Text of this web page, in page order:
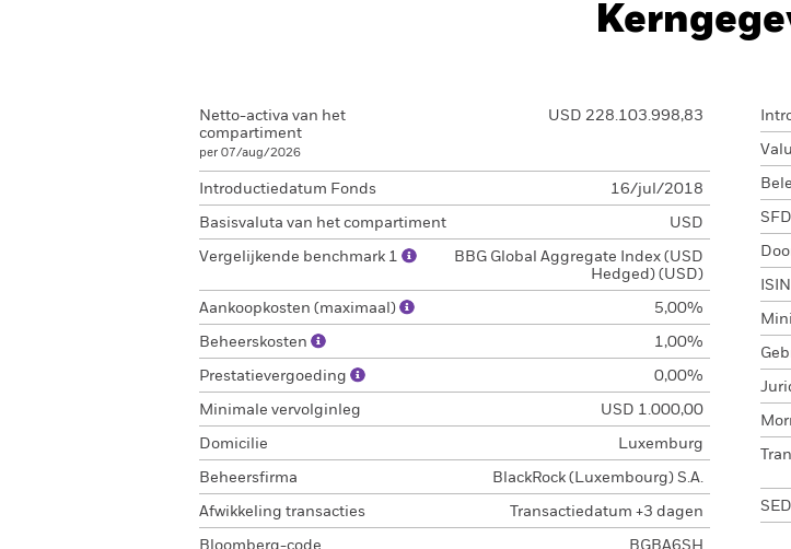
Netto-activa van het
compartiment
per 07/aug/2026
USD 228.103.998,83
Introductiedatum Fonds 16/jul/2018
Basisvaluta van het compartiment USD
Vergelijkende benchmark 1
BBG Global Aggregate Index (USD
Hedged) (USD)
Aankoopkosten (maximaal) 5,00%
Beheerskosten 1,00%
Prestatievergoeding 0,00%
Minimale vervolginleg USD 1.000,00
Domicilie Luxemburg
Beheersfirma BlackRock (Luxembourg) S.A.
Afwikkeling transacties Transactiedatum +3 dagen
Bloomberg-code BGBA6SH
ISIN